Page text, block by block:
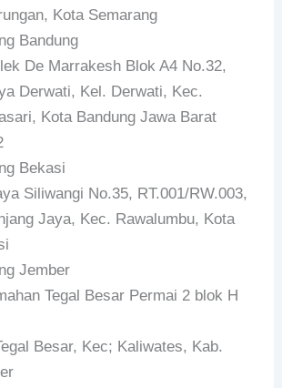
Kota Semarang
Bandung
De Marrakesh Blok A4 No.32,
Derwati, Kel. Derwati, Kec.
Kota Bandung Jawa Barat
Bekasi
Siliwangi No.35, RT.001/RW.003,
Jaya, Kec. Rawalumbu, Kota
Jember
Tegal Besar Permai 2 blok H
Besar, Kec; Kaliwates, Kab.